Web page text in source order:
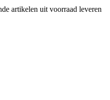
artikelen uit voorraad leveren